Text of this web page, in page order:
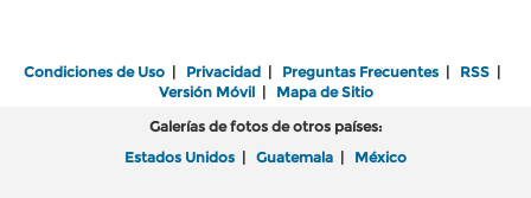
Condiciones de Uso | Privacidad | Preguntas Frecuentes | RSS |
Versión Móvil| Mapa de Sitio
Galerías de fotos de otros países:
Estados Unidos | Guatemala | México